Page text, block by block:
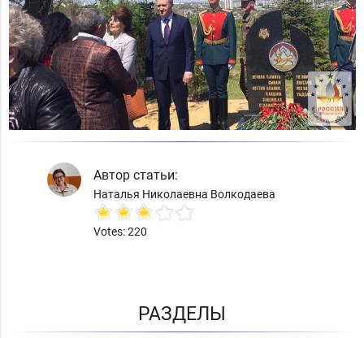
Автор статьи:
Наталья Николаевна Волкодаева
Votes: 220
РАЗДЕЛЫ